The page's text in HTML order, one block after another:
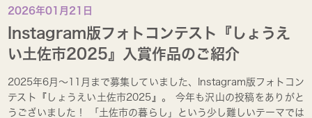
2026年01月21日
Instagram版フォトコンテスト『しょうえ
い土佐市2025』入賞作品のご紹介
2025年6月～11月まで募集していました、Instagram版フォトコン
テスト『しょうえい土佐市2025』。 今年も沢山の投稿をありがと
うございました！ 「土佐市の暮らし」という少し難しいテーマでは